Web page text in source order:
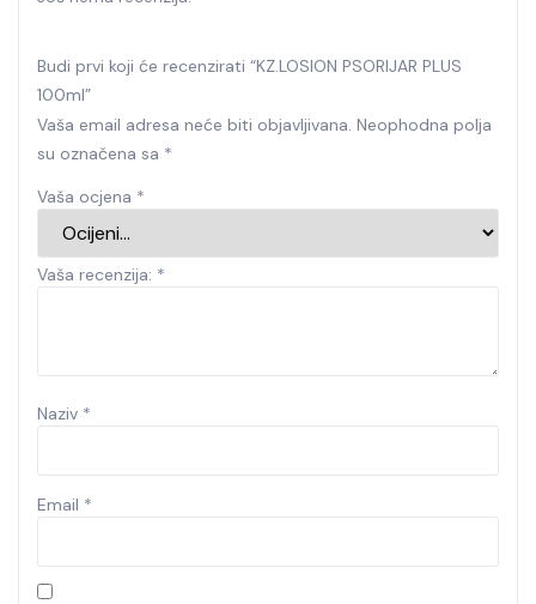
Budi prvi koji će recenzirati “KZ.LOSION PSORIJAR PLUS
100ml”
Vaša email adresa neće biti objavljivana. Neophodna polja
su označena sa *
Vaša ocjena *
Vaša recenzija: *
Naziv *
Email *